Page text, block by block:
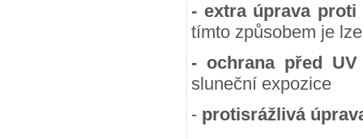
- extra úprava
tímto způsobem je
- ochrana před
sluneční expozice
- protisrážlivá